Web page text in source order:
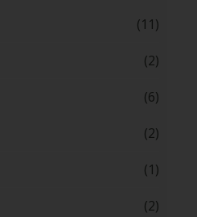
(11)
(2)
(6)
(2)
(1)
(2)